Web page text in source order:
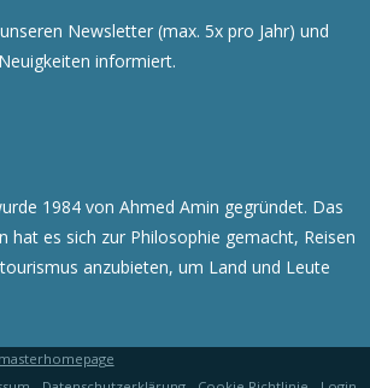
Newsletter (max. 5x pro Jahr) und
informiert.
1984 von Ahmed Amin gegründet. Das
hat es sich zur Philosophie gemacht, Reisen
anzubieten, um Land und Leute
masterhomepage